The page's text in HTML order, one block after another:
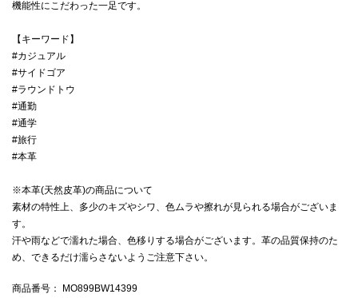
機能性にこだわった一足です。
【キーワード】
#カジュアル
#サイドゴア
#ラウンドトウ
#通勤
#通学
#旅行
#本革
※本革(天然皮革)の商品について
素材の特性上、多少のキズやシワ、色ムラや擦れが見られる場合がございま
す。
汗や雨などで濡れた場合、色移りする場合がございます。革の品質保持のた
め、できるだけ濡らさないようご注意下さい。
商品番号 ： MO899BW14399